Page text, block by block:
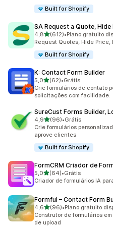
Built for Shopify
SA Request a Quote, Hide
4,8de 5 estrelas
(612)
612 avaliações ao todo
•Plano gratuito
Request Quotes, Hide
Built for Shopify
K: Contact Form Builder
5,0de 5 estrelas
(62)
62 avaliações ao todo
•Grátis
Crie formulários de contato
solicitações com facilidade.
SureCust Forms Builder,
4,9de 5 estrelas
(96)
96 avaliações ao todo
•Grátis
Crie formulários
aprove clientes
Built for Shopify
FormCRM Criador de
5,0de 5 estrelas
(64)
64 avaliações ao todo
•Grátis
Criador de formulários IA
Formful – Contact Form
4,6de 5 estrelas
(96)
96 avaliações ao todo
•Plano gratuito
Construtor de formulários
de upload